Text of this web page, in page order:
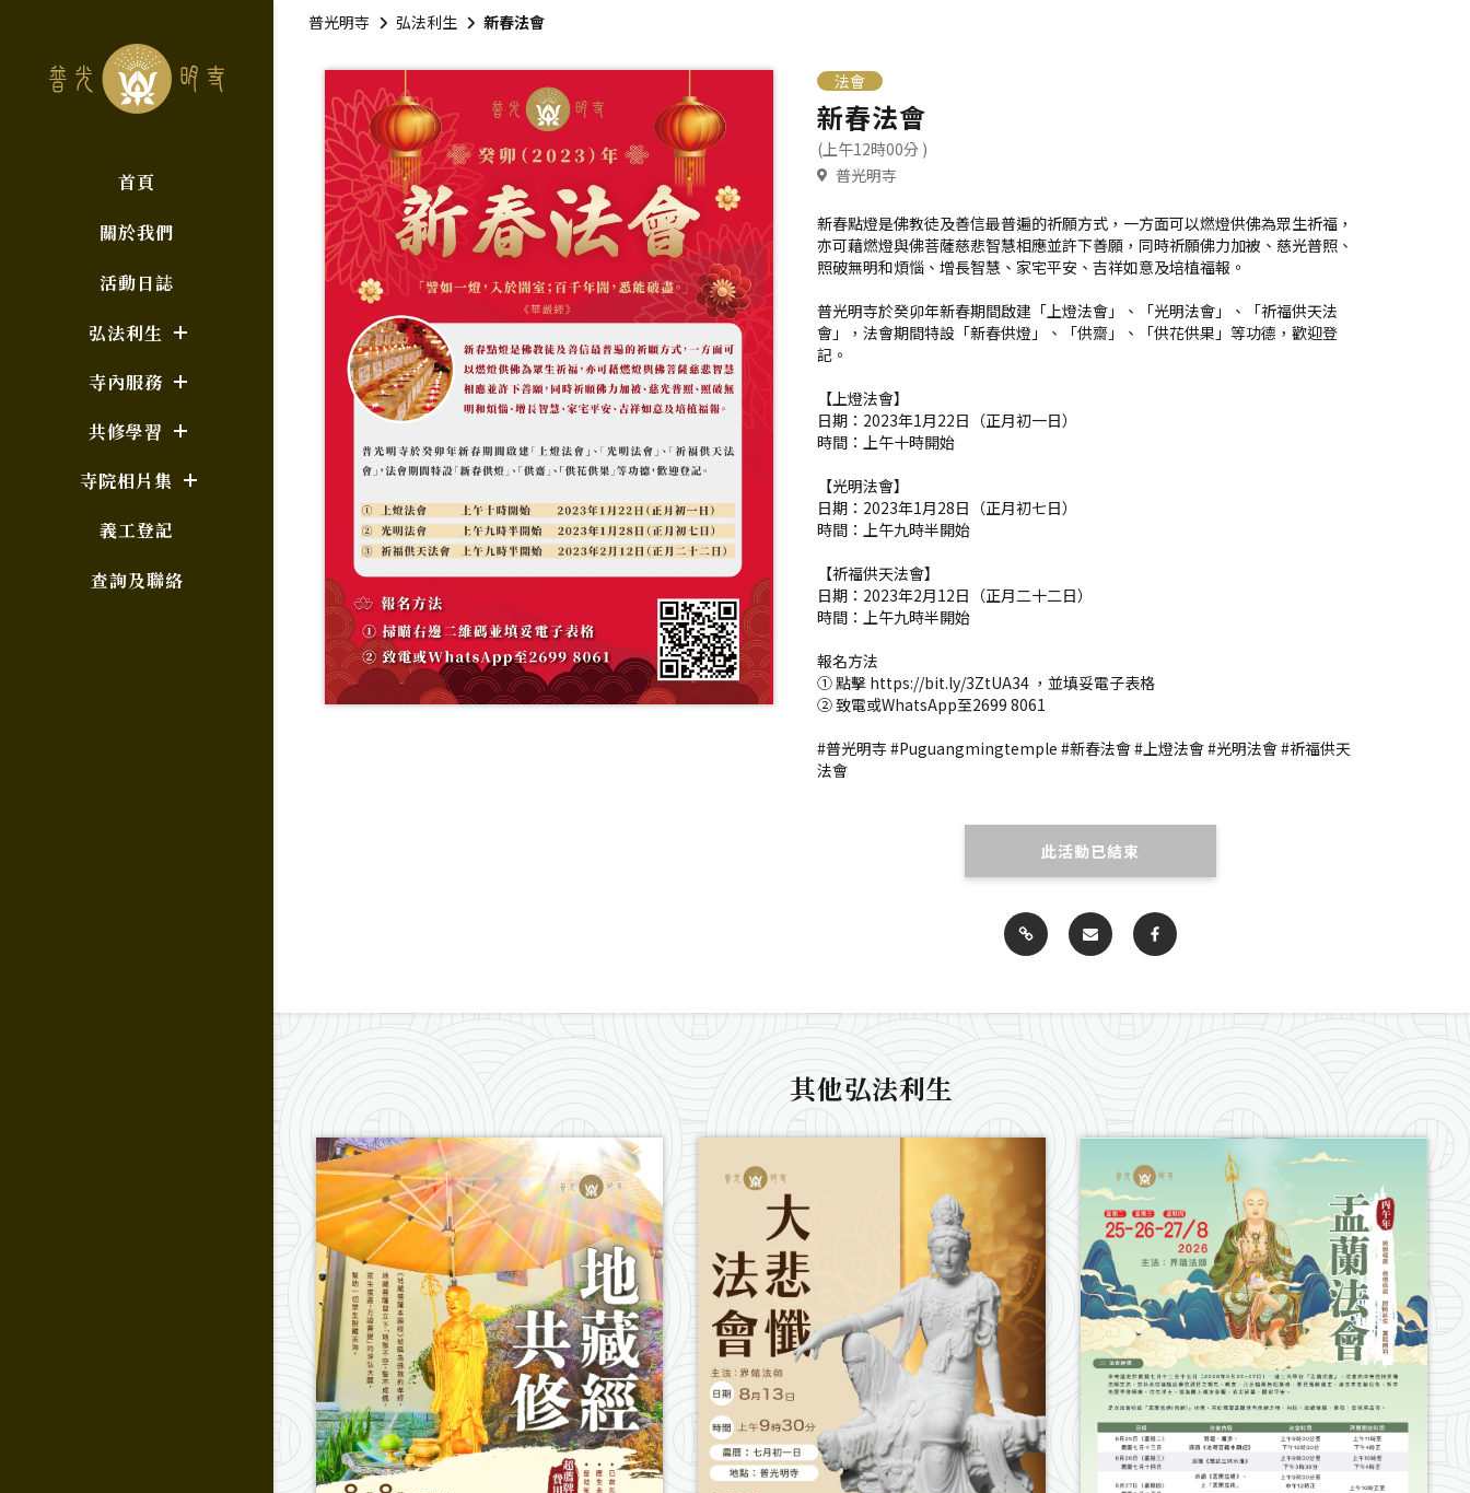
首頁
關於我們
活動日誌
弘法利生
寺內服務
共修學習
寺院相片集
義工登記
查詢及聯絡
普光明寺 弘法利生 新春法會
法會
新春法會
(上午12時00分 )
普光明寺
新春點燈是佛教徒及善信最普遍的祈願方式，一方面可以燃燈供佛為眾生祈福，
亦可藉燃燈與佛菩薩慈悲智慧相應並許下善願，同時祈願佛力加被、慈光普照、
照破無明和煩惱、增長智慧、家宅平安、吉祥如意及培植福報。
普光明寺於癸卯年新春期間啟建「上燈法會」、「光明法會」、「祈福供天法
會」，法會期間特設「新春供燈」、「供齋」、「供花供果」等功德，歡迎登
記。
【上燈法會】
日期：2023年1月22日（正月初一日）
時間：上午十時開始
【光明法會】
日期：2023年1月28日（正月初七日）
時間：上午九時半開始
【祈福供天法會】
日期：2023年2月12日（正月二十二日）
時間：上午九時半開始
報名方法
① 點擊 https://bit.ly/3ZtUA34 ，並填妥電子表格
② 致電或WhatsApp至2699 8061
#普光明寺 #Puguangmingtemple #新春法會 #上燈法會 #光明法會 #祈福供天
法會
此活動已結束
其他弘法利生